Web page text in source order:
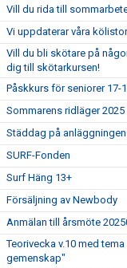
Vill du rida till
Vi uppdaterar våra kölistor
Vill du bli skötare på
dig till skötarkursen!
Påskkurs för seniorer 17-
Sommarens ridläger 2025
Städdag på
SURF-Fonden
Surf Häng 13+
Försäljning av Newbody
Anmälan till årsmöte
Teorivecka v.10 med
gemenskap"